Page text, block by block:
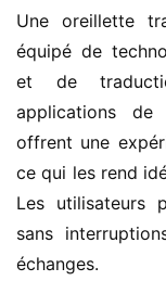
Une oreillette
équipé de
et de
applications de
offrent une
ce qui les rend
Les utilisateurs
sans
échanges.